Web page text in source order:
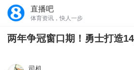
直播吧
体育资讯，快人一步
两年争冠窗口期！勇士打造
司机